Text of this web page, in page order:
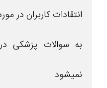
انتقادات کاربران در
به سوالات پزشکی
نمیشود .